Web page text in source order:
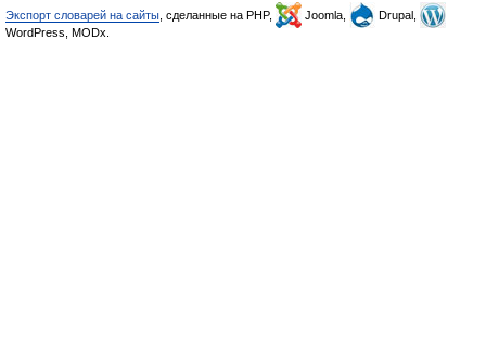
Экспорт словарей на сайты , сделанные на PHP, Joomla,
Drupal,
WordPress, MODx.